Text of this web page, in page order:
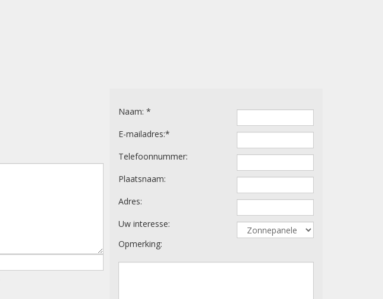
Gelieve dit veld leeg te laten.
Naam: *
E-mailadres:*
Telefoonnummer:
Plaatsnaam:
Adres:
Uw interesse:
Opmerking: